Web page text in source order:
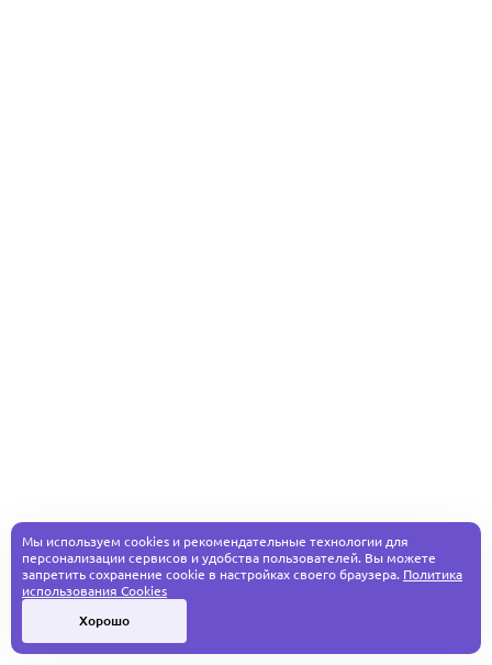
Мы используем cookies и рекомендательные технологии для
персонализации сервисов и удобства пользователей. Вы можете
запретить сохранение cookie в настройках своего браузера. Политика
использования Cookies
Хорошо